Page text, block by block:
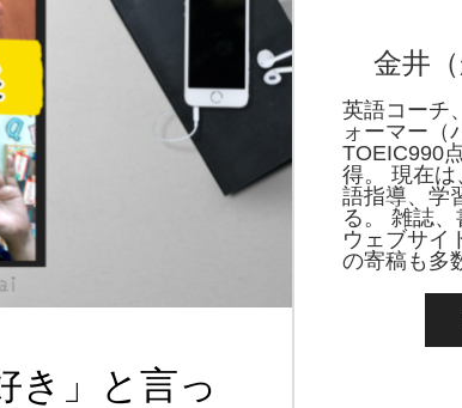
き」と言っ
金井
英語コーチ
ォーマー（
TOEIC990
得。 現在
語指導、学
る。 雑誌、
ウェブサイ
の寄稿も多